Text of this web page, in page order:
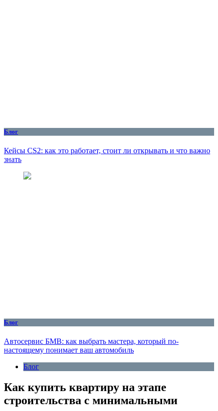
Блог
Кейсы CS2: как это работает, стоит ли открывать и что важно
знать
Блог
Автосервис БМВ: как выбрать мастера, который по-
настоящему понимает ваш автомобиль
Блог
Как купить квартиру на этапе
строительства с минимальными